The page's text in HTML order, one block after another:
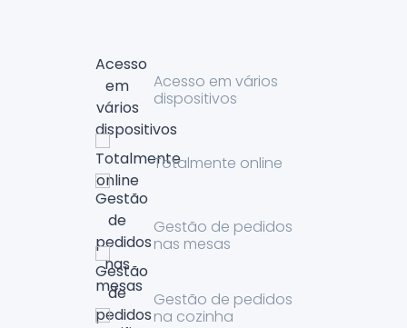
Acesso em vários
dispositivos
Totalmente online
Gestão de pedidos
nas mesas
Gestão de pedidos
na cozinha